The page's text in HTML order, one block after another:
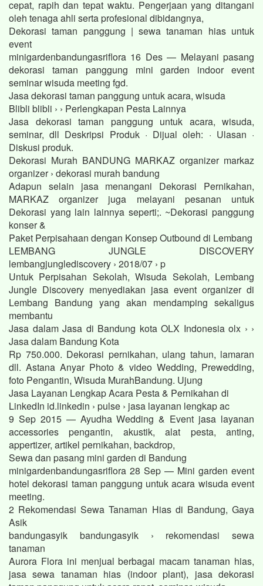
cepat, rapih dan tepat waktu. Pengerjaan yang ditangani
oleh tenaga ahli serta profesional dibidangnya,
Dekorasi taman panggung | sewa tanaman hias untuk
event
minigardenbandungasriflora 16 Des — Melayani pasang
dekorasi taman panggung mini garden indoor event
seminar wisuda meeting fgd.
Jasa dekorasi taman panggung untuk acara, wisuda
Blibli blibli › › Perlengkapan Pesta Lainnya
Jasa dekorasi taman panggung untuk acara, wisuda,
seminar, dll Deskripsi Produk · Dijual oleh: · Ulasan ·
Diskusi produk.
Dekorasi Murah BANDUNG MARKAZ organizer markaz
organizer › dekorasi murah bandung
Adapun selain jasa menangani Dekorasi Pernikahan,
MARKAZ organizer juga melayani pesanan untuk
Dekorasi yang lain lainnya seperti;. ~Dekorasi panggung
konser &
Paket Perpisahaan dengan Konsep Outbound di Lembang
LEMBANG JUNGLE DISCOVERY
lembangjunglediscovery › 2018/07 › p
Untuk Perpisahan Sekolah, Wisuda Sekolah, Lembang
Jungle Discovery menyediakan jasa event organizer di
Lembang Bandung yang akan mendamping sekaligus
membantu
Jasa dalam Jasa di Bandung kota OLX Indonesia olx › ›
Jasa dalam Bandung Kota
Rp 750.000. Dekorasi pernikahan, ulang tahun, lamaran
dll. Astana Anyar Photo & video Wedding, Prewedding,
foto Pengantin, Wisuda MurahBandung. Ujung
Jasa Layanan Lengkap Acara Pesta & Pernikahan di
LinkedIn id.linkedin › pulse › jasa layanan lengkap ac
9 Sep 2015 — Ayudha Wedding & Event jasa layanan
accessories pengantin, akustik, alat pesta, anting,
appertizer, artikel pernikahan, backdrop,
Sewa dan pasang mini garden di Bandung
minigardenbandungasriflora 28 Sep — Mini garden event
hotel dekorasi taman panggung untuk acara wisuda event
meeting.
2 Rekomendasi Sewa Tanaman Hias di Bandung, Gaya
Asik
bandungasyik bandungasyik › rekomendasi sewa
tanaman
Aurora Flora ini menjual berbagai macam tanaman hias,
jasa sewa tanaman hias (indoor plant), jasa dekorasi